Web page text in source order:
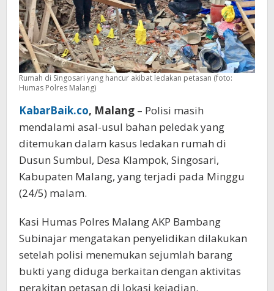
Rumah di Singosari yang hancur akibat ledakan petasan (foto:
Humas Polres Malang)
KabarBaik.co, Malang – Polisi masih
mendalami asal-usul bahan peledak yang
ditemukan dalam kasus ledakan rumah di
Dusun Sumbul, Desa Klampok, Singosari,
Kabupaten Malang, yang terjadi pada Minggu
(24/5) malam.
Kasi Humas Polres Malang AKP Bambang
Subinajar mengatakan penyelidikan dilakukan
setelah polisi menemukan sejumlah barang
bukti yang diduga berkaitan dengan aktivitas
perakitan petasan di lokasi kejadian.